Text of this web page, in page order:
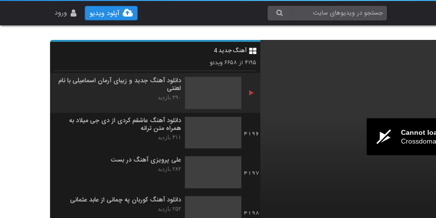
ورود آپلود ویدیو
Cannot
آهنگ جدید 4
۴۱۹۵ از ۶۶۵۸ویدئو
4194
فرهاد حبیبی آهنگ بریده از زمونه
دانلود آهنگ جدید و زیبای آرمان اسماعیلی با نام
لعنتی
۲۹۰ بازدید
4196
دانلود آهنگ عاشقم کردی از دی جی میلاد به
همراه متن ترانه
۳۱۱ بازدید
4197
علی پرویزی آهنگ در بست
۲۸۲ بازدید
4198
دانلود آهنگ کوربان په چمانی از عابد عثمانی
۲۵۲ بازدید